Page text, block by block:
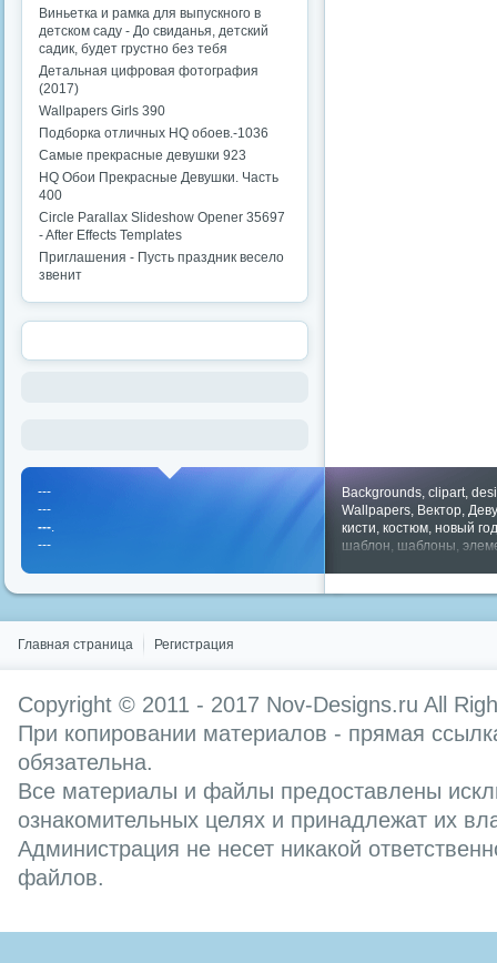
Виньетка и рамка для выпускного в
детском саду - До свиданья, детский
садик, будет грустно без тебя
Детальная цифровая фотография
(2017)
Wallpapers Girls 390
Подборка отличных HQ обоев.-1036
Самые прекрасные девушки 923
HQ Обои Прекрасные Девушки. Часть
400
Circle Parallax Slideshow Opener 35697
- After Effects Templates
Приглашения - Пусть праздник весело
звенит
Backgrounds, clipart,
Wallpapers, Вектор,
кисти, костюм, новый год
шаблон, шаблоны,
---
---
---.
---
Главная страница Регистрация
Copyright © 2011 - 2017 Nov-Designs.ru All
При копировании материалов - прямая
обязательна.
Все материалы и файлы предоставлены
ознакомительных целях и принадлежат их
Администрация не несет никакой
файлов.